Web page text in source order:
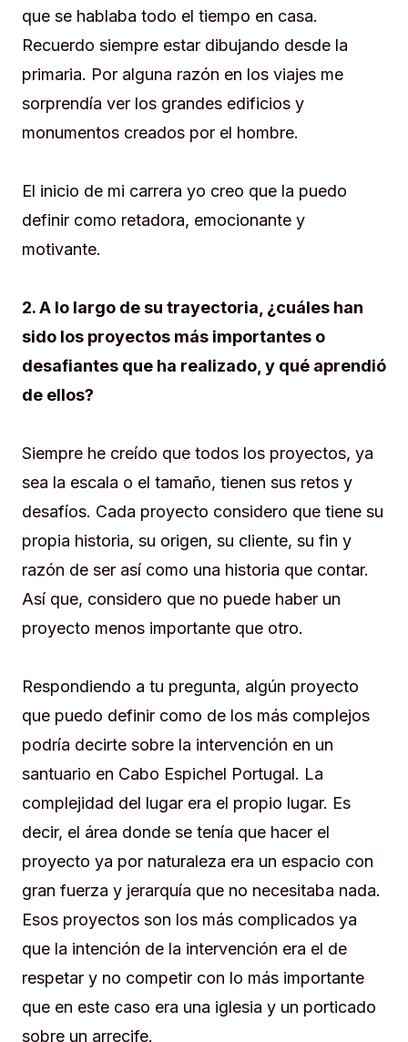
que se hablaba todo el tiempo en casa.
Recuerdo siempre estar dibujando desde la
primaria. Por alguna razón en los viajes me
sorprendía ver los grandes edificios y
monumentos creados por el hombre.
El inicio de mi carrera yo creo que la puedo
definir como retadora, emocionante y
motivante.
2. A lo largo de su trayectoria, ¿cuáles han
sido los proyectos más importantes o
desafiantes que ha realizado, y qué aprendió
de ellos?
Siempre he creído que todos los proyectos, ya
sea la escala o el tamaño, tienen sus retos y
desafíos. Cada proyecto considero que tiene su
propia historia, su origen, su cliente, su fin y
razón de ser así como una historia que contar.
Así que, considero que no puede haber un
proyecto menos importante que otro.
Respondiendo a tu pregunta, algún proyecto
que puedo definir como de los más complejos
podría decirte sobre la intervención en un
santuario en Cabo Espichel Portugal. La
complejidad del lugar era el propio lugar. Es
decir, el área donde se tenía que hacer el
proyecto ya por naturaleza era un espacio con
gran fuerza y jerarquía que no necesitaba nada.
Esos proyectos son los más complicados ya
que la intención de la intervención era el de
respetar y no competir con lo más importante
que en este caso era una iglesia y un porticado
sobre un arrecife.